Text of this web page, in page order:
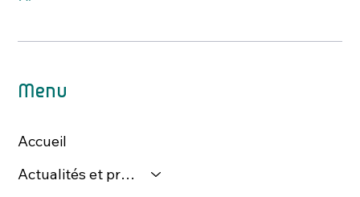
Menu
Accueil
Actualités et presse